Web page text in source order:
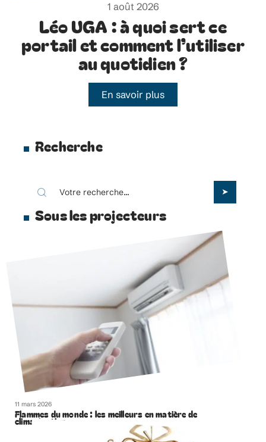
1 août 2026
Léo UGA : à quoi sert ce
portail et comment l’utiliser
au quotidien ?
En savoir plus
Recherche
Sous les projecteurs
11 mars 2026
Flammes du monde : les meilleurs en matière de
climatisation